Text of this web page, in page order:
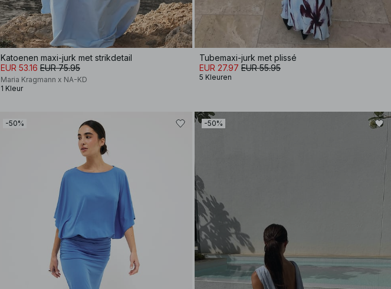
Katoenen maxi-jurk met strikdetail
EUR 53.16 EUR 75.95
Maria Kragmann x NA-KD
1 Kleur
Tubemaxi-jurk met plissé
EUR 27.97 EUR 55.95
5 Kleuren
-50% -50%